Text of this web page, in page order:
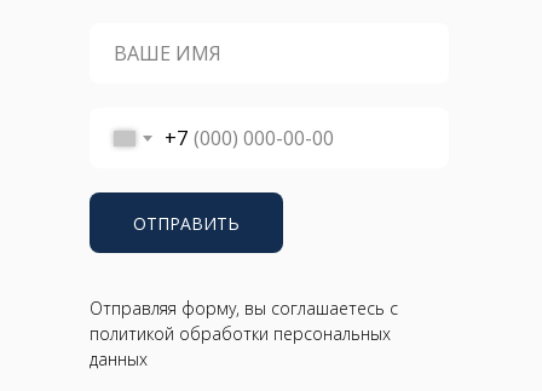
+7
ОТПРАВИТЬ
Отправляя форму, вы соглашаетесь с
политикой обработки персональных
данных